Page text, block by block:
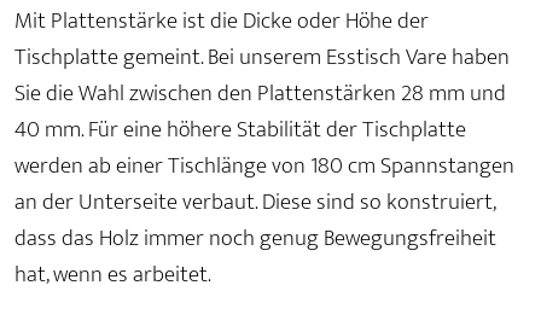
Mit Plattenstärke ist die Dicke oder Höhe der
Tischplatte gemeint. Bei unserem Esstisch Vare haben
Sie die Wahl zwischen den Plattenstärken 28 mm und
40 mm. Für eine höhere Stabilität der Tischplatte
werden ab einer Tischlänge von 180 cm Spannstangen
an der Unterseite verbaut. Diese sind so konstruiert,
dass das Holz immer noch genug Bewegungsfreiheit
hat, wenn es arbeitet.